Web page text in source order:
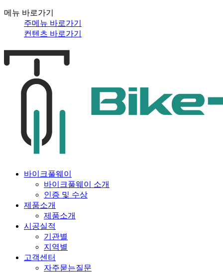
메뉴 바로가기
주메뉴 바로가기
컨텐츠 바로가기
바이크풀웨이
바이크풀웨이 소개
인증 및 수상
제품소개
제품소개
시공실적
기관별
지역별
고객센터
자주묻는질문